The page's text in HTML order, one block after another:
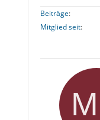
Beiträge
Mitglied seit